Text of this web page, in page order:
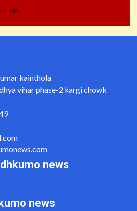
ago
kainthola
vihar phase-2 kargi chowk
news
news